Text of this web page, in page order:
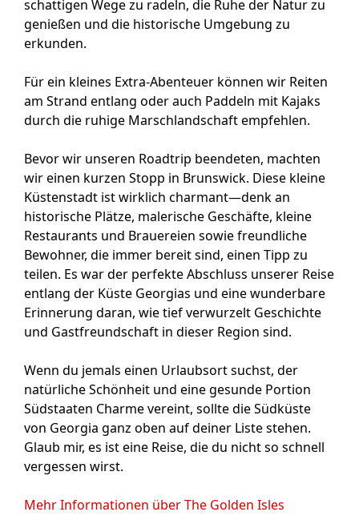
schattigen Wege zu radeln, die Ruhe der Natur zu
genießen und die historische Umgebung zu
erkunden.
Für ein kleines Extra-Abenteuer können wir Reiten
am Strand entlang oder auch Paddeln mit Kajaks
durch die ruhige Marschlandschaft empfehlen.
Bevor wir unseren Roadtrip beendeten, machten
wir einen kurzen Stopp in Brunswick. Diese kleine
Küstenstadt ist wirklich charmant—denk an
historische Plätze, malerische Geschäfte, kleine
Restaurants und Brauereien sowie freundliche
Bewohner, die immer bereit sind, einen Tipp zu
teilen. Es war der perfekte Abschluss unserer Reise
entlang der Küste Georgias und eine wunderbare
Erinnerung daran, wie tief verwurzelt Geschichte
und Gastfreundschaft in dieser Region sind.
Wenn du jemals einen Urlaubsort suchst, der
natürliche Schönheit und eine gesunde Portion
Südstaaten Charme vereint, sollte die Südküste
von Georgia ganz oben auf deiner Liste stehen.
Glaub mir, es ist eine Reise, die du nicht so schnell
vergessen wirst.
Mehr Informationen über The Golden Isles